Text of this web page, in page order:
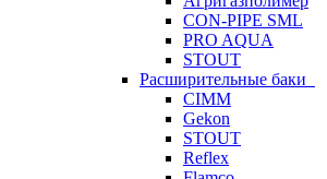
CON-PIPE SML
PRO AQUA
STOUT
Расширительные баки
CIMM
Gekon
STOUT
Reflex